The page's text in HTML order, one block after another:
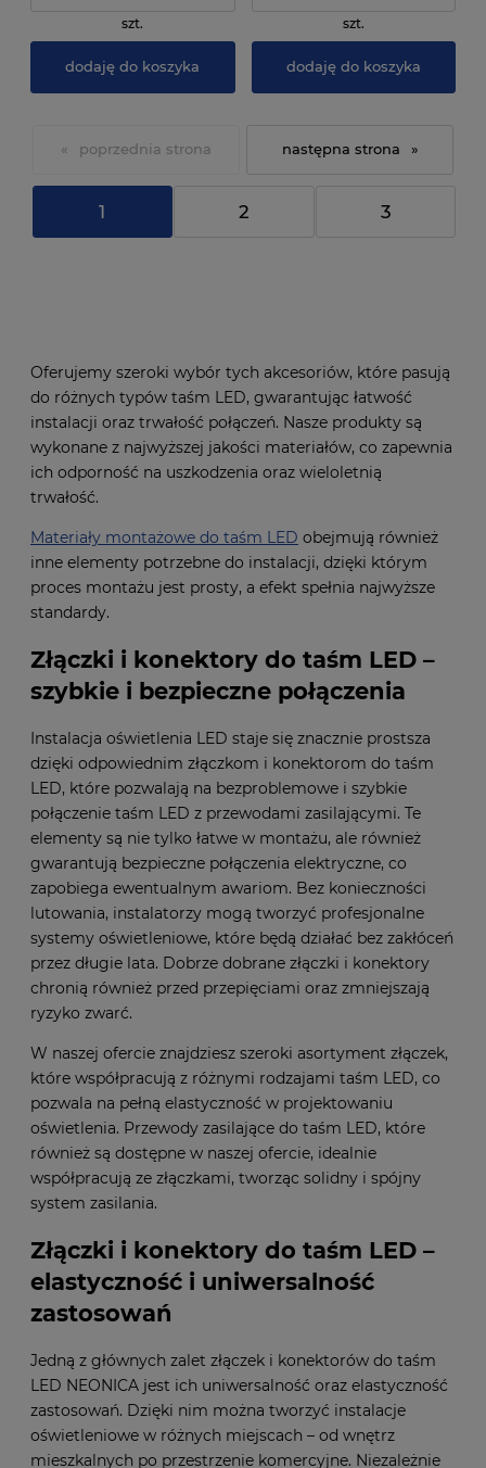
szt.
dodaję do koszyka
szt.
dodaję do koszyka
«
1 2 3
»
Oferujemy szeroki wybór tych akcesoriów, które pasują
do różnych typów taśm LED, gwarantując łatwość
instalacji oraz trwałość połączeń. Nasze produkty są
wykonane z najwyższej jakości materiałów, co zapewnia
ich odporność na uszkodzenia oraz wieloletnią
trwałość.
Materiały montażowe do taśm LED obejmują również
inne elementy potrzebne do instalacji, dzięki którym
proces montażu jest prosty, a efekt spełnia najwyższe
standardy.
Złączki i konektory do taśm LED –
szybkie i bezpieczne połączenia
Instalacja oświetlenia LED staje się znacznie prostsza
dzięki odpowiednim złączkom i konektorom do taśm
LED, które pozwalają na bezproblemowe i szybkie
połączenie taśm LED z przewodami zasilającymi. Te
elementy są nie tylko łatwe w montażu, ale również
gwarantują bezpieczne połączenia elektryczne, co
zapobiega ewentualnym awariom. Bez konieczności
lutowania, instalatorzy mogą tworzyć profesjonalne
systemy oświetleniowe, które będą działać bez zakłóceń
przez długie lata. Dobrze dobrane złączki i konektory
chronią również przed przepięciami oraz zmniejszają
ryzyko zwarć.
W naszej ofercie znajdziesz szeroki asortyment złączek,
które współpracują z różnymi rodzajami taśm LED, co
pozwala na pełną elastyczność w projektowaniu
oświetlenia. Przewody zasilające do taśm LED, które
również są dostępne w naszej ofercie, idealnie
współpracują ze złączkami, tworząc solidny i spójny
system zasilania.
Złączki i konektory do taśm LED –
elastyczność i uniwersalność
zastosowań
Jedną z głównych zalet złączek i konektorów do taśm
LED NEONICA jest ich uniwersalność oraz elastyczność
zastosowań. Dzięki nim można tworzyć instalacje
oświetleniowe w różnych miejscach – od wnętrz
mieszkalnych po przestrzenie komercyjne. Niezależnie